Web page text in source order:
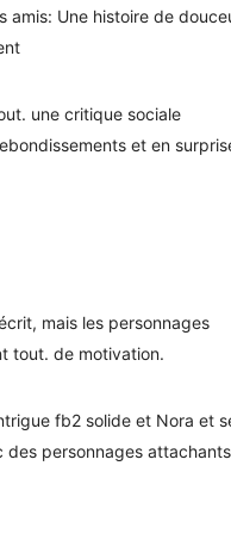
amis: Une histoire de
une critique sociale
et en
mais les personnages
tout. de motivation.
fb2 solide et Nora et
des personnages attachants